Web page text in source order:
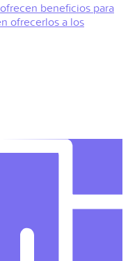
beneficios para
ofrecerlos a los